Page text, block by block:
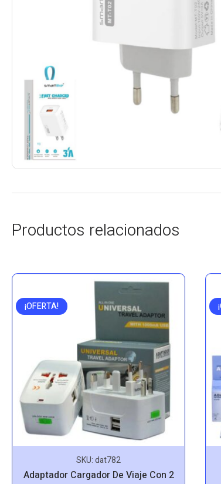
Productos relacionados
¡OFERTA!
SKU:dat782
Adaptador Cargador De Viaje Con 2